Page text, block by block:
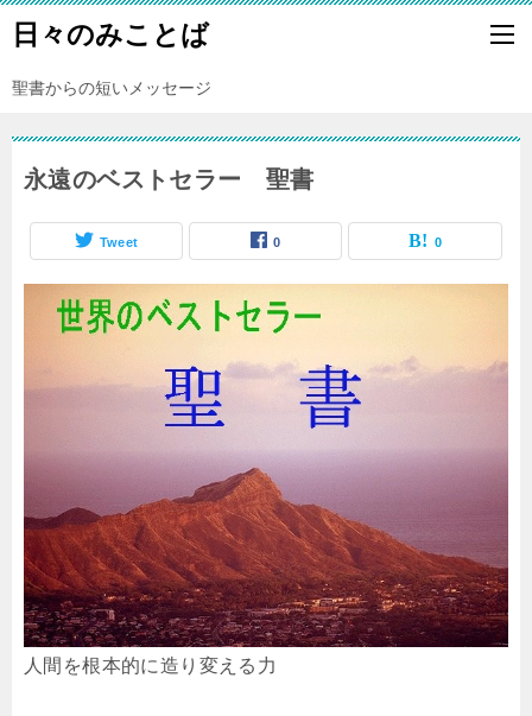
日々のみことば
聖書からの短いメッセージ
永遠のベストセラー 聖書
Tweet 0 0
人間を根本的に造り変える力